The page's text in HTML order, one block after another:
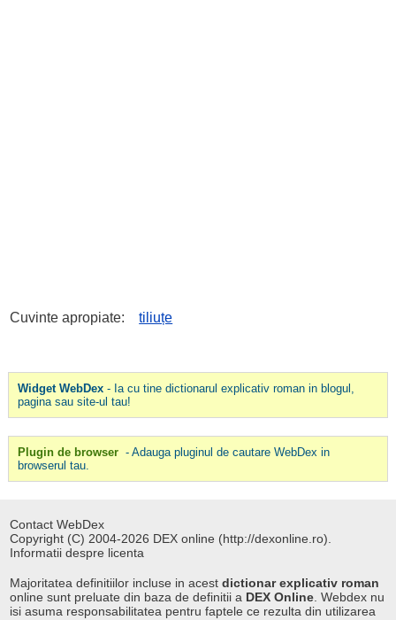
Cuvinte apropiate: tiliuțe
Widget WebDex- Ia cu tine dictionarul explicativ roman in blogul,
pagina sau site-ul tau!
Plugin de browser - Adauga pluginul de cautare WebDex in
browserul tau.
Contact WebDex
Copyright (C) 2004-2026 DEX online (http://dexonline.ro).
Informatii despre licenta
Majoritatea definitiilor incluse in acestdictionar explicativ roman
online sunt preluate din baza de definitii a DEX Online . Webdex nu
isi asuma responsabilitatea pentru faptele ce rezulta din utilizarea